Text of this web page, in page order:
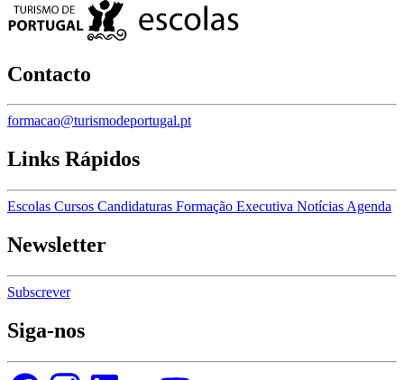
Contacto
formacao@turismodeportugal.pt
Links Rápidos
Escolas Cursos Candidaturas Formação Executiva Notícias Agenda
Newsletter
Subscrever
Siga-nos